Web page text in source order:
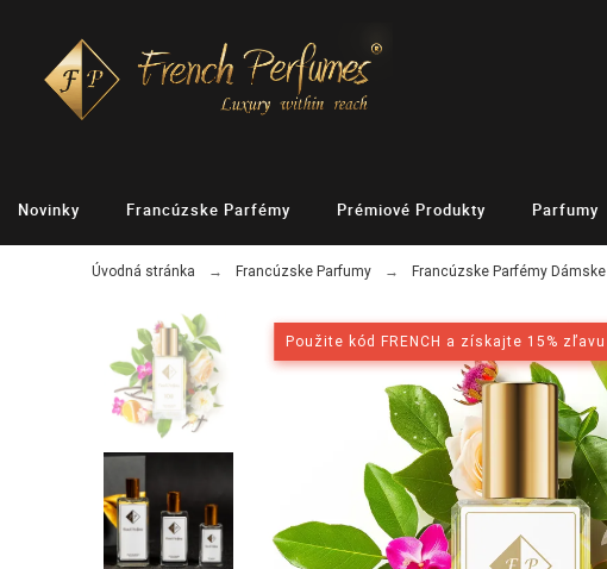
Novinky Francúzske Parfémy Prémiové Produkty Parfumy
Úvodná stránka Francúzske Parfumy Francúzske Parfémy Dámske
Použite kód FRENCH a získajte 15% zľavu
Použite kód FRENCH a získajte 15% zľavu